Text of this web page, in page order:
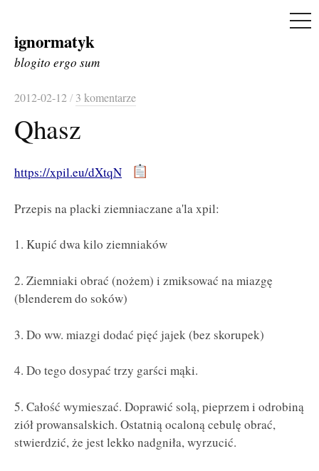
Skip
to
ignormatyk
blogito ergo sum
2012-02-12/ 3 komentarze
Qhasz
https://xpil.eu/dXtqN
Przepis na placki ziemniaczane a'la xpil:
1. Kupić dwa kilo ziemniaków
2. Ziemniaki obrać (nożem) i zmiksować na miazgę
(blenderem do soków)
3. Do ww. miazgi dodać pięć jajek (bez skorupek)
4. Do tego dosypać trzy garści mąki.
5. Całość wymieszać. Doprawić solą, pieprzem i odrobiną
ziół prowansalskich. Ostatnią ocaloną cebulę obrać,
stwierdzić, że jest lekko nadgniła, wyrzucić.